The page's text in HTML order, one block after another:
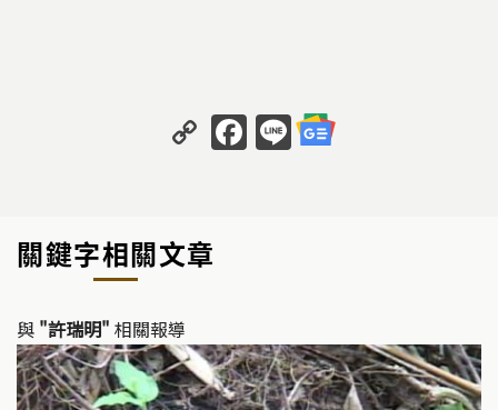
C
o
y
Li
k
F
a
o
k
Li
n
關鍵字相關文章
與 "許瑞明" 相關報導